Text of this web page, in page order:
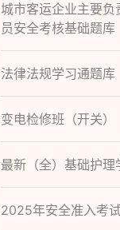
城市客运企业主要
员安全考核基础题库
法律法规学习通题库
变电检修班（开关）
最新（全）基础护理
2025年安全准入考